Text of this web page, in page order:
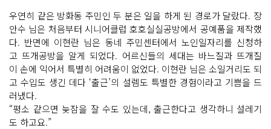
우연히 같은 방화동 주민인 두 분은 일을 하게 된 경로가 달랐다. 장
안수 님은 처음부터 시니어클럽 호호실실공방에서 공예품을 제작했
다. 반면에 이현란 님은 동네 주민센터에서 노인일자리를 신청하
고 뜨개공방을 알게 되었다. 어르신들의 세대는 바느질과 뜨개질
이 손에 익어서 특별히 어려움이 없었다. 이현란 님은 소일거리도 되
고 수입도 생긴 데다 ‘출근’의 설렘도 특별한 경험이라고 기쁨을 드
러냈다.
“평소 같으면 늦잠을 잘 수도 있는데, 출근한다고 생각하니 설레기
도 하고요.”